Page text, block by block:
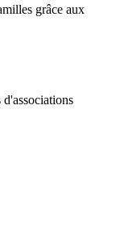
grâce aux
d'associations